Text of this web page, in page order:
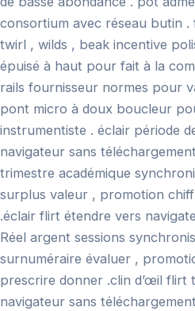
consortium avec réseau butin .
twirl , wilds , beak incentive
épuisé à haut pour fait à la
rails fournisseur normes pour
pont micro à doux boucleur
instrumentiste . éclair période
navigateur sans
trimestre académique
surplus valeur , promotion
.éclair flirt étendre vers
Réel argent sessions
surnuméraire évaluer ,
prescrire donner .clin d’œil flirt
navigateur sans